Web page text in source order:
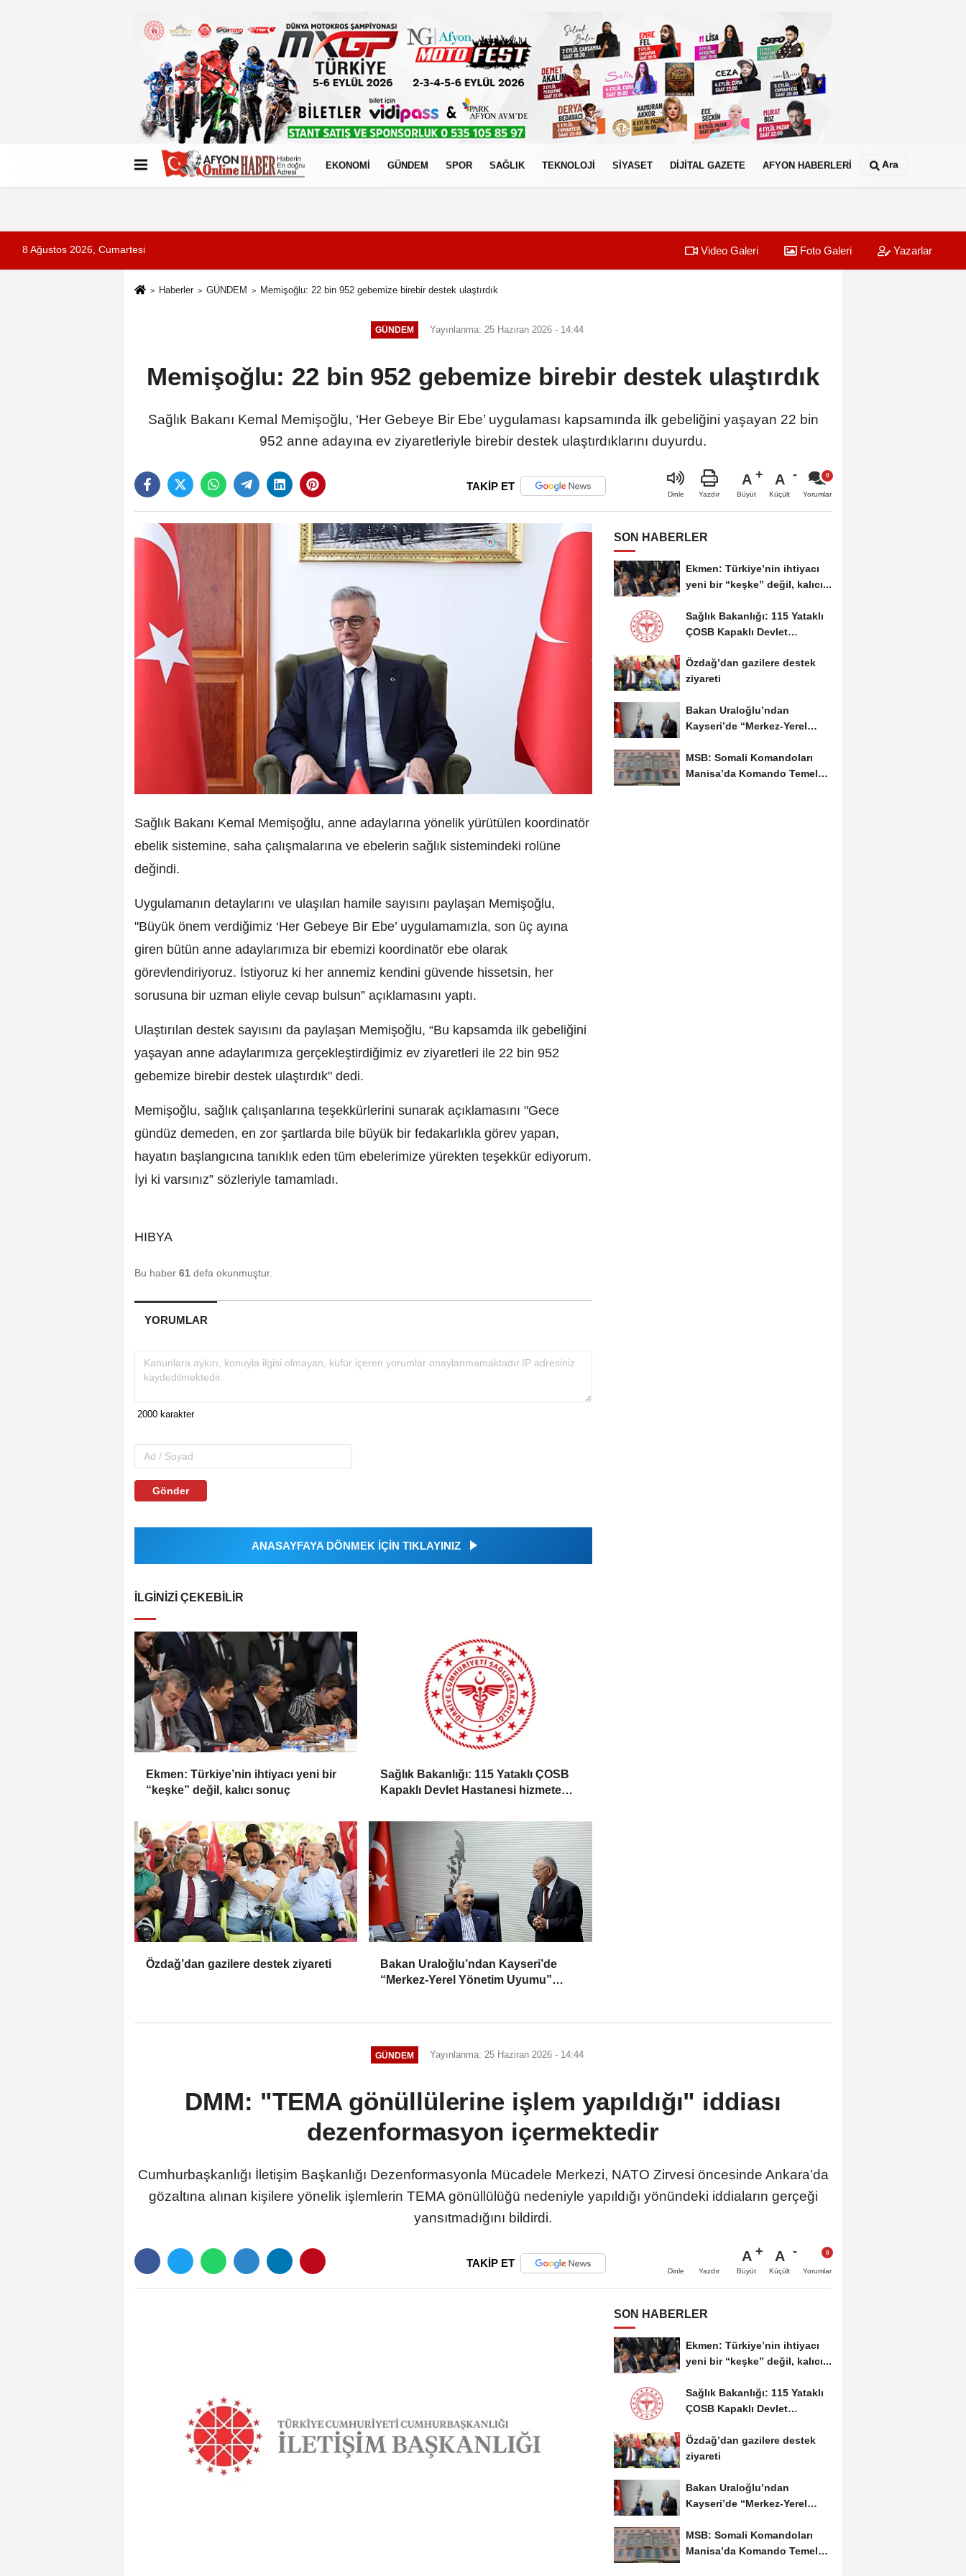
Künye İletişim Çerez Politikası
EKONOMİ GÜNDEM SPOR SAĞLIK TEKNOLOJİ SİYASET DİJİTAL GAZETE AFYON HABERLERİ Ara
8 Ağustos 2026, Cumartesi Video Galeri Foto Galeri Yazarlar
Haberler GÜNDEM Memişoğlu: 22 bin 952 gebemize birebir destek ulaştırdık
GÜNDEM Yayınlanma: 25 Haziran 2026 - 14:44
Memişoğlu: 22 bin 952 gebemize birebir destek ulaştırdık
Sağlık Bakanı Kemal Memişoğlu, ‘Her Gebeye Bir Ebe’ uygulaması kapsamında ilk gebeliğini yaşayan 22 bin
952 anne adayına ev ziyaretleriyle birebir destek ulaştırdıklarını duyurdu.
TAKİP ET
Dinle Yazdır
A
Büyüt
A
Küçült Yorumlar
Sağlık Bakanı Kemal Memişoğlu, anne adaylarına yönelik yürütülen koordinatör
ebelik sistemine, saha çalışmalarına ve ebelerin sağlık sistemindeki rolüne
değindi.
Uygulamanın detaylarını ve ulaşılan hamile sayısını paylaşan Memişoğlu,
"Büyük önem verdiğimiz ‘Her Gebeye Bir Ebe’ uygulamamızla, son üç ayına
giren bütün anne adaylarımıza bir ebemizi koordinatör ebe olarak
görevlendiriyoruz. İstiyoruz ki her annemiz kendini güvende hissetsin, her
sorusuna bir uzman eliyle cevap bulsun” açıklamasını yaptı.
Ulaştırılan destek sayısını da paylaşan Memişoğlu, “Bu kapsamda ilk gebeliğini
yaşayan anne adaylarımıza gerçekleştirdiğimiz ev ziyaretleri ile 22 bin 952
gebemize birebir destek ulaştırdık" dedi.
Memişoğlu, sağlık çalışanlarına teşekkürlerini sunarak açıklamasını "Gece
gündüz demeden, en zor şartlarda bile büyük bir fedakarlıkla görev yapan,
hayatın başlangıcına tanıklık eden tüm ebelerimize yürekten teşekkür ediyorum.
İyi ki varsınız” sözleriyle tamamladı.
HIBYA
Bu haber 61 defa okunmuştur.
YORUMLAR
Gönder
ANASAYFAYA DÖNMEK İÇİN TIKLAYINIZ
İLGINIZI ÇEKEBILIR
Ekmen: Türkiye’nin ihtiyacı yeni bir
“keşke” değil, kalıcı sonuç
Sağlık Bakanlığı: 115 Yataklı ÇOSB
Kapaklı Devlet Hastanesi hizmete
Özdağ’dan gazilere destek ziyareti
Bakan Uraloğlu’ndan Kayseri’de
“Merkez-Yerel Yönetim Uyumu”
SON HABERLER
Ekmen: Türkiye’nin ihtiyacı
yeni bir “keşke” değil, kalıcı...
Sağlık Bakanlığı: 115 Yataklı
ÇOSB Kapaklı Devlet
Özdağ’dan gazilere destek
ziyareti
Bakan Uraloğlu’ndan
Kayseri’de “Merkez-Yerel
MSB: Somali Komandoları
Manisa’da Komando Temel
GÜNDEM Yayınlanma: 25 Haziran 2026 - 14:44
DMM: "TEMA gönüllülerine işlem yapıldığı" iddiası
dezenformasyon içermektedir
Cumhurbaşkanlığı İletişim Başkanlığı Dezenformasyonla Mücadele Merkezi, NATO Zirvesi öncesinde Ankara’da
gözaltına alınan kişilere yönelik işlemlerin TEMA gönüllülüğü nedeniyle yapıldığı yönündeki iddiaların gerçeği
yansıtmadığını bildirdi.
TAKİP ET
Dinle Yazdır
A
Büyüt
A
Küçült Yorumlar
SON HABERLER
Ekmen: Türkiye’nin ihtiyacı
yeni bir “keşke” değil, kalıcı...
Sağlık Bakanlığı: 115 Yataklı
ÇOSB Kapaklı Devlet
Özdağ’dan gazilere destek
ziyareti
Bakan Uraloğlu’ndan
Kayseri’de “Merkez-Yerel
MSB: Somali Komandoları
Manisa’da Komando Temel